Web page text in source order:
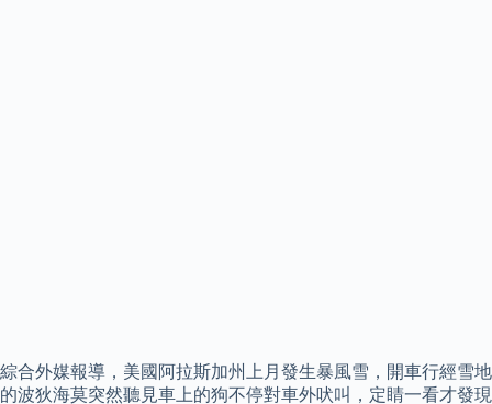
綜合外媒報導，美國阿拉斯加州上月發生暴風雪，開車行經雪地
的波狄海莫突然聽見車上的狗不停對車外吠叫，定睛一看才發現